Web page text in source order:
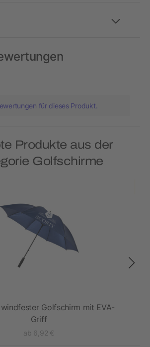
für dieses Produkt.
Produkte aus der
Golfschirme
windfester Golfschirm mit EVA-
Griff
ab 6,92 €